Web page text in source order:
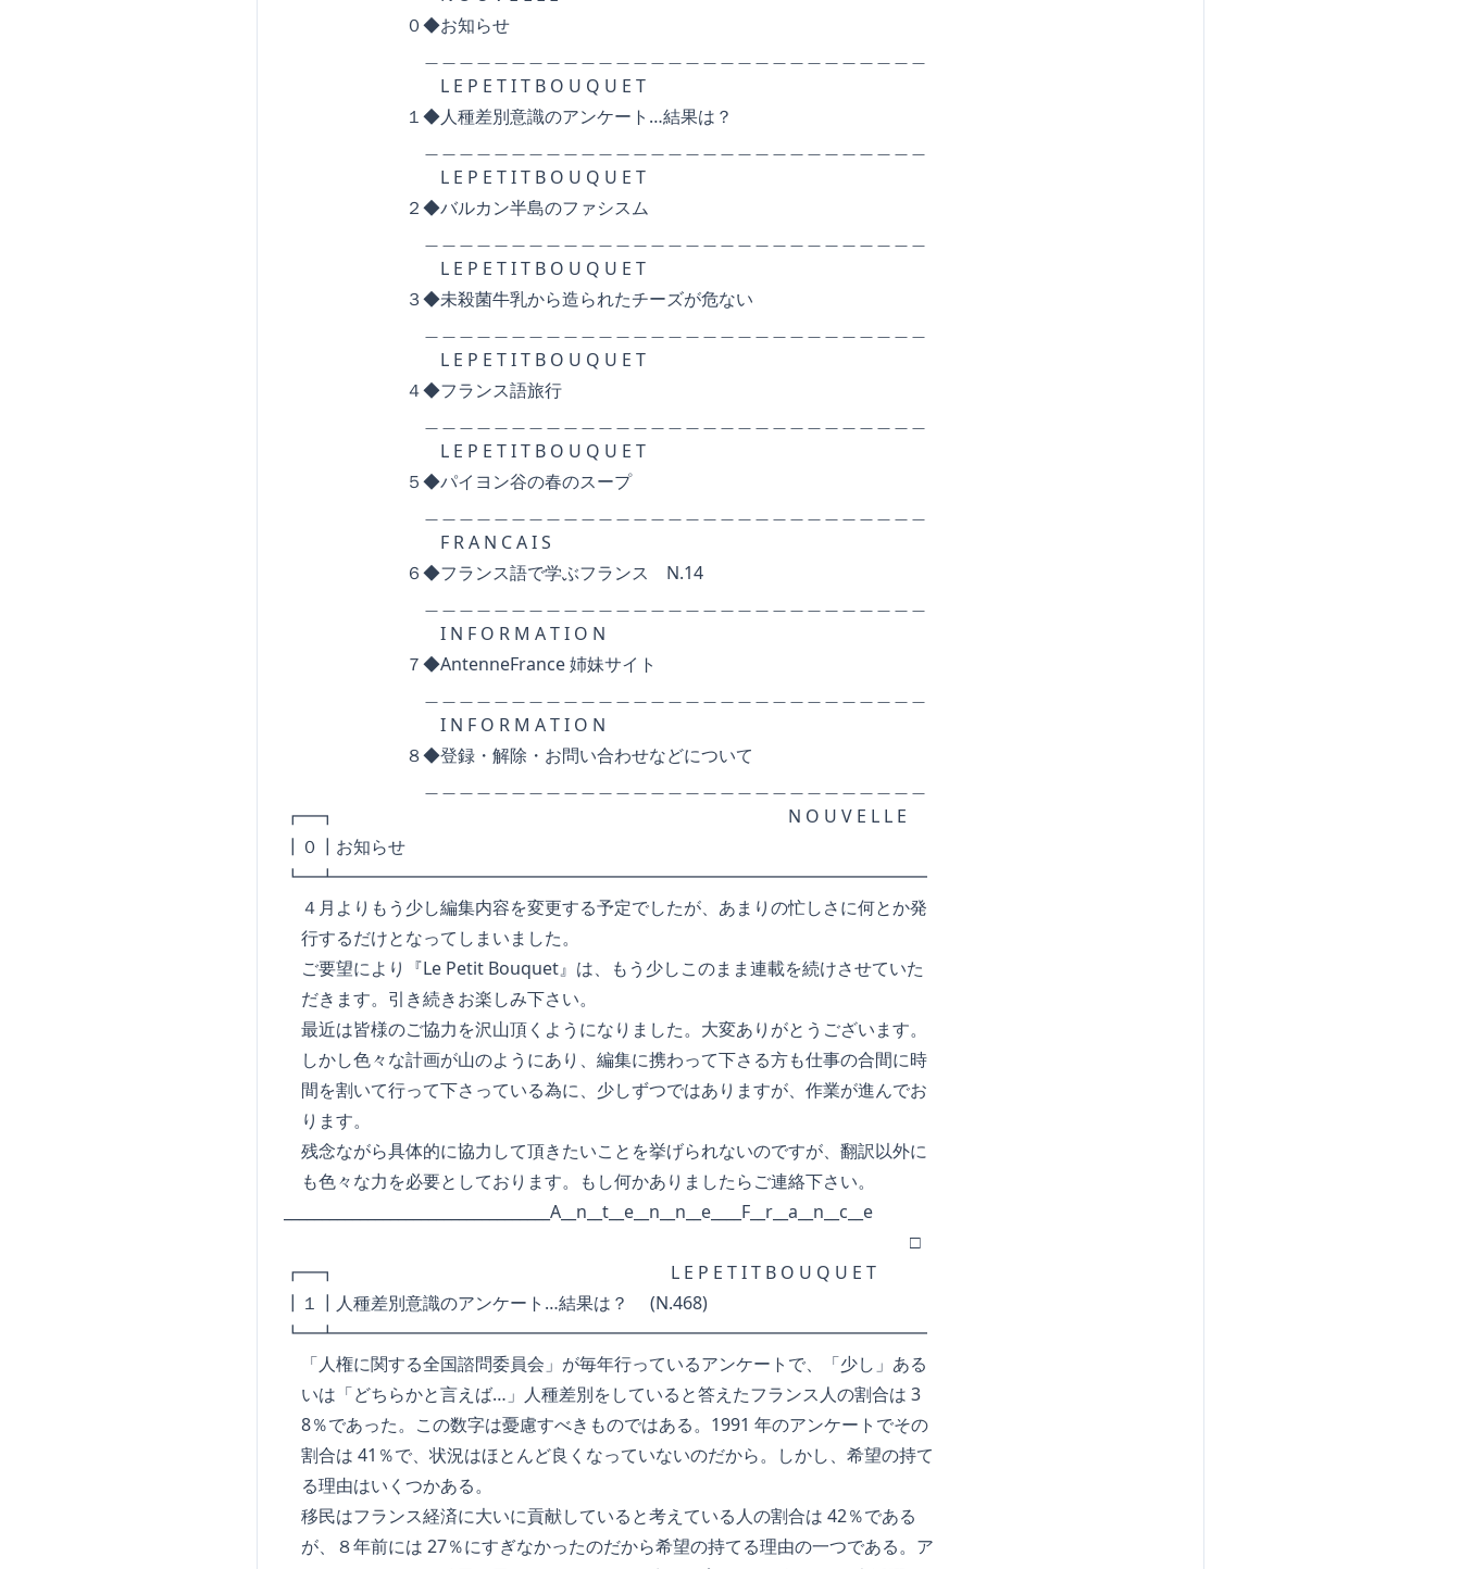
０◆お知らせ
L E P E T I T B O U Q U E T
１◆人種差別意識のアンケート…結果は？
L E P E T I T B O U Q U E T
２◆バルカン半島のファシスム
L E P E T I T B O U Q U E T
３◆未殺菌牛乳から造られたチーズが危ない
L E P E T I T B O U Q U E T
４◆フランス語旅行
L E P E T I T B O U Q U E T
５◆パイヨン谷の春のスープ
F R A N C A I S
６◆フランス語で学ぶフランス N.14
I N F O R M A T I O N
７◆AntenneFrance 姉妹サイト
I N F O R M A T I O N
８◆登録・解除・お問い合わせなどについて
┏━┓ N O U V E L L E
┃０┃お知らせ
┗━┻━━━━━━━━━━━━━━━━━━━━━━━━━━━━━━━━━━
４月よりもう少し編集内容を変更する予定でしたが、あまりの忙しさに何とか発
行するだけとなってしまいました。
ご要望により『Le Petit Bouquet』は、もう少しこのまま連載を続けさせていた
だきます。引き続きお楽しみ下さい。
最近は皆様のご協力を沢山頂くようになりました。大変ありがとうございます。
しかし色々な計画が山のようにあり、編集に携わって下さる方も仕事の合間に時
間を割いて行って下さっている為に、少しずつではありますが、作業が進んでお
ります。
残念ながら具体的に協力して頂きたいことを挙げられないのですが、翻訳以外に
も色々な力を必要としております。もし何かありましたらご連絡下さい。
___________________________________A__n__t__e__n__n__e____F__r__a__n__c__e
□
┏━┓ L E P E T I T B O U Q U E T
┃１┃人種差別意識のアンケート…結果は？ (N.468)
┗━┻━━━━━━━━━━━━━━━━━━━━━━━━━━━━━━━━━━
「人権に関する全国諮問委員会」が毎年行っているアンケートで、「少し」ある
いは「どちらかと言えば…」人種差別をしていると答えたフランス人の割合は 3
8％であった。この数字は憂慮すべきものではある。1991 年のアンケートでその
割合は 41％で、状況はほとんど良くなっていないのだから。しかし、希望の持て
る理由はいくつかある。
移民はフランス経済に大いに貢献していると考えている人の割合は 42％である
が、８年前には 27％にすぎなかったのだから希望の持てる理由の一つである。ア